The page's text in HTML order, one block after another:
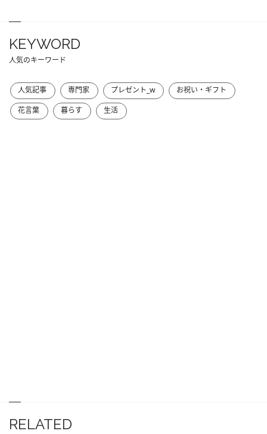
KEYWORD
人気のキーワード
人気記事 専門家 プレゼント_w
お祝い・ギフト
花言葉
暮らす 生活
RELATED